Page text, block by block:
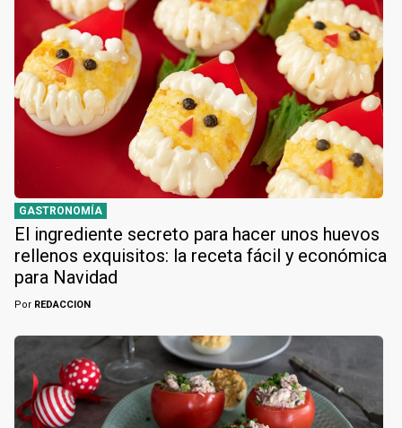
GASTRONOMÍA
El ingrediente secreto para hacer unos huevos
rellenos exquisitos: la receta fácil y económica
para Navidad
Por REDACCION